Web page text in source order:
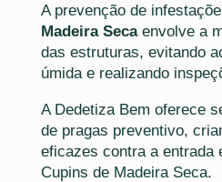
A prevenção de
Madeira Secaenvolve a
das estruturas, evitando
úmida e realizando
A Dedetiza Bem oferece
de pragas preventivo,
eficazes contra a entrada
Cupins de Madeira Seca.